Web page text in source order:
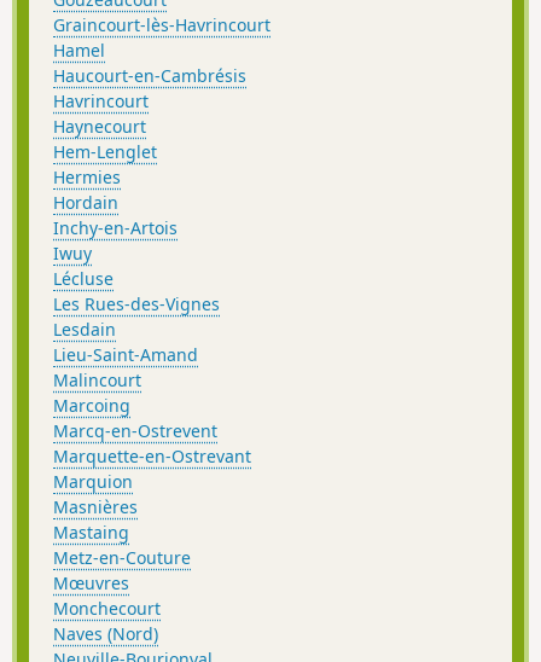
Graincourt-lès-Havrincourt
Hamel
Haucourt-en-Cambrésis
Havrincourt
Haynecourt
Hem-Lenglet
Hermies
Hordain
Inchy-en-Artois
Iwuy
Lécluse
Les Rues-des-Vignes
Lesdain
Lieu-Saint-Amand
Malincourt
Marcoing
Marcq-en-Ostrevent
Marquette-en-Ostrevant
Marquion
Masnières
Mastaing
Metz-en-Couture
Mœuvres
Monchecourt
Naves (Nord)